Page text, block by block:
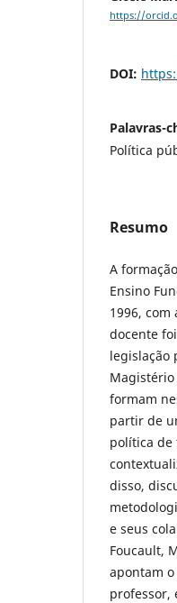
https://
DOI:
Palavras-
Política
Resumo
A
Ensino
1996, com
docente
legislação
formam
partir de
política de
disso,
e seus
Foucault,
apontam
professor,